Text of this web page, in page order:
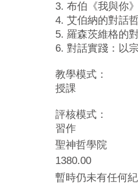
3. 布伯《我與你
4. 艾伯納的對話
5. 羅森茨維格的
6. 對話實踐：以
教學模式：
授課
評核模式：
習作
聖神哲學院
1380.00
暫時仍未有任何